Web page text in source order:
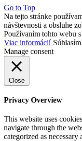
Go to Top
Na tejto stránke
návštevnosti a obsluhe
Používaním tohto webu
Viac informácií Súhlasím
Manage consent
Close
Privacy Overview
This website uses
navigate through the
categorized as